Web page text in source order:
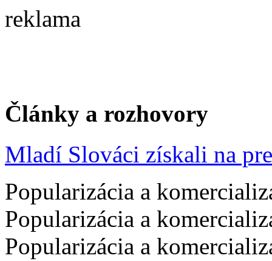
reklama
Články a rozhovory
Mladí Slováci získali na
Popularizácia a
Popularizácia a
Popularizácia a